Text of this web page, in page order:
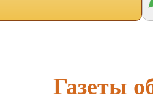
Газеты